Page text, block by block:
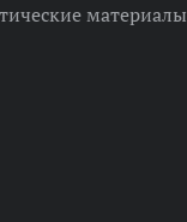
материалы